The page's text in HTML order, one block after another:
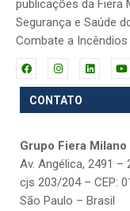
publicações da Fiera
Segurança e Saúde
Combate a Incêndios
CONTATO
Grupo Fiera Milano
Av. Angélica, 2491 –
cjs 203/204 – CEP:
São Paulo – Brasil